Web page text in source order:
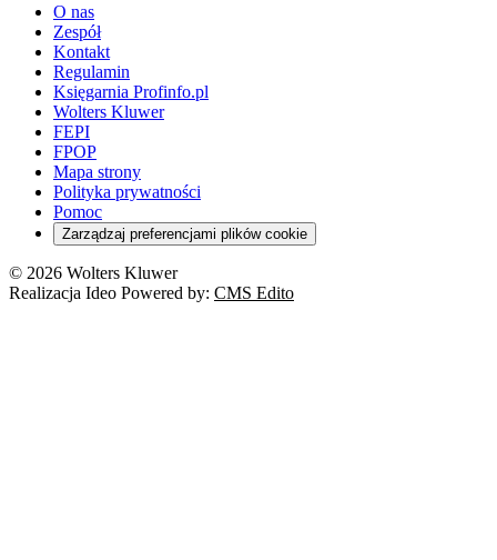
O nas
Zespół
Kontakt
Regulamin
Księgarnia Profinfo.pl
Wolters Kluwer
FEPI
FPOP
Mapa strony
Polityka prywatności
Pomoc
Zarządzaj preferencjami plików cookie
© 2026 Wolters Kluwer
Realizacja Ideo Powered by: CMS Edito